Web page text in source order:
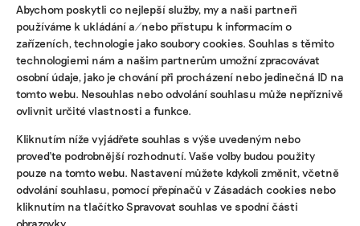
Abychom poskytli co nejlepší služby, my a naši partneři
používáme k ukládání a/nebo přístupu k informacím o
zařízeních, technologie jako soubory cookies. Souhlas s těmito
technologiemi nám a našim partnerům umožní zpracovávat
osobní údaje, jako je chování při procházení nebo jedinečná ID na
tomto webu. Nesouhlas nebo odvolání souhlasu může nepříznivě
ovlivnit určité vlastnosti a funkce.
Kliknutím níže vyjádřete souhlas s výše uvedeným nebo
proveďte podrobnější rozhodnutí. Vaše volby budou použity
pouze na tomto webu. Nastavení můžete kdykoli změnit, včetně
odvolání souhlasu, pomocí přepínačů v Zásadách cookies nebo
kliknutím na tlačítko Spravovat souhlas ve spodní části
obrazovky.
společnosti se rozšiřuje velká míra zmaru.
Environmentální žal se dotýká mnoho mladých
lidí. Festival by měl podle mě hledat hlavně cesty
ven.
Udržitelnost se projevuje mimo jiné
v ekonomické nebo sociální rovině. Vnímáte jako
důležité i další dopady akce?
Určitě ano. Věnuji se nejvíc ekologické stránce,
protože je mi nejbližší. Mimo sociální dopady je
ale důležitá také finanční udržitelnost. Netýká se